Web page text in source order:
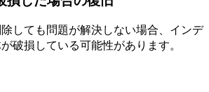
しても問題が解決しない場合、インデ
破損している可能性があります。